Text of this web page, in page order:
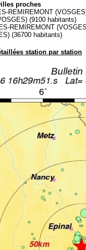
proches
REMIREMONT
(9100 habitants)
REMIREMONT
(36700 habitants)
station par station
Bulletin